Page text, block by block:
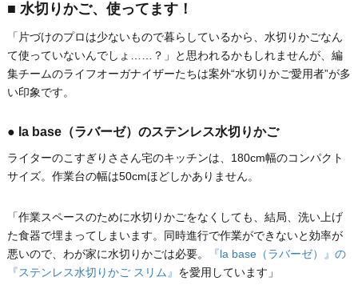
■ 水切りかご、使ってます！
「片づけのプロは少ないもので暮らしているから、水切りかごなん
て使っていないんでしょ……？」と思われるかもしれませんが、編
集チームのライフオーガナイザーたちは案外“水切りかご愛用者”が多
い印象です。
● la base（ラバーゼ）のステンレス水切りかご
ライターのこすぎりささん宅のキッチンは、180cm幅のコンパクト
サイズ。作業台の幅は50cmほどしかありません。
「作業スペースのために水切りかごをなくしても、結局、洗い上げ
た食器で埋まってしまいます。同時進行で作業ができないと効率が
悪いので、わが家に水切りかごは必要。
『la base（ラバーゼ）』の
『ステンレス水切りかご スリム』 を愛用しています」